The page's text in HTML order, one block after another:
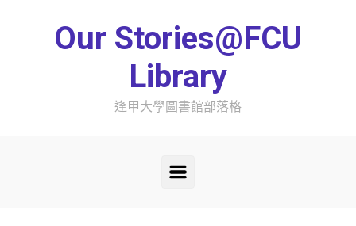
Our Stories@FCU
Library
逢甲大學圖書館部落格